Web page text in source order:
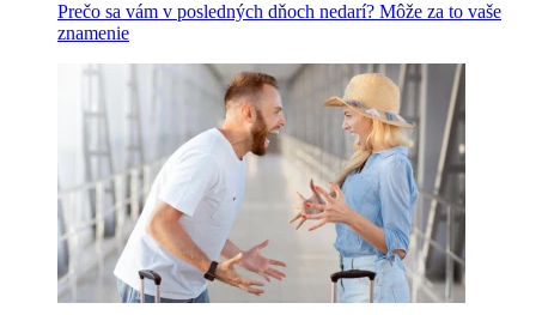
Prečo sa vám v posledných dňoch nedarí? Môže za to vaše
znamenie